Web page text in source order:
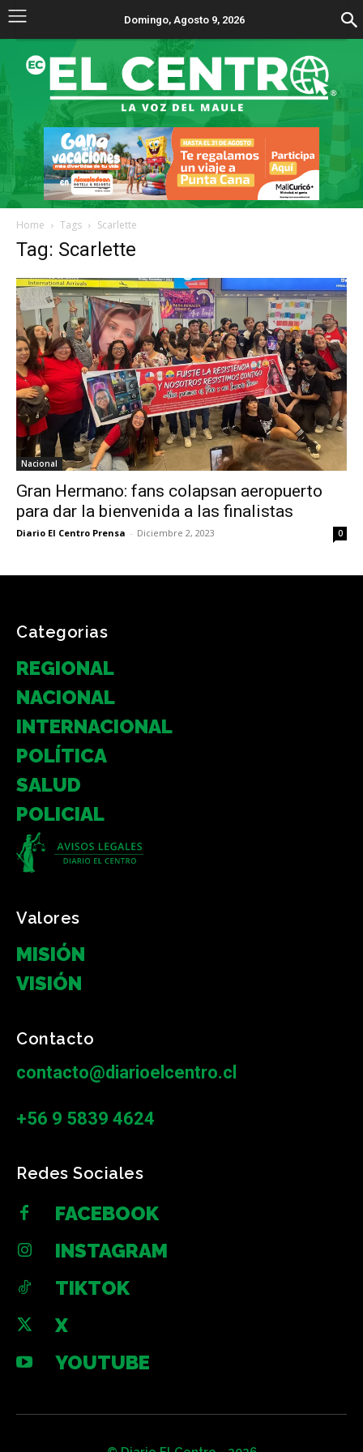
Domingo, Agosto 9, 2026
Home Tags Scarlette
Tag: Scarlette
Nacional
Gran Hermano: fans colapsan aeropuerto
para dar la bienvenida a las finalistas
Diario El Centro Prensa - Diciembre 2, 2023 0
Categorias
REGIONAL
NACIONAL
INTERNACIONAL
POLÍTICA
SALUD
POLICIAL
Valores
MISIÓN
VISIÓN
Contacto
contacto@diarioelcentro.cl
+56 9 5839 4624
Redes Sociales
FACEBOOK
INSTAGRAM
TIKTOK
X
YOUTUBE